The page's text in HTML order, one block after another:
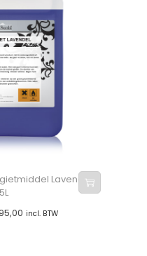
Lavendel
5L
incl. BTW